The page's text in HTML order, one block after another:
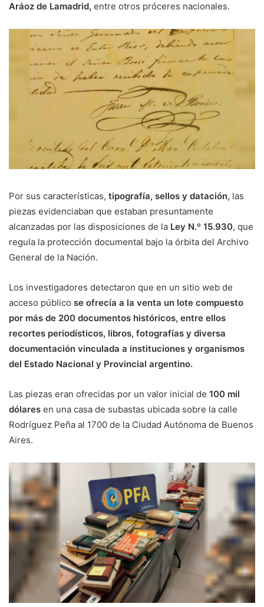
Aráoz de Lamadrid, entre otros próceres nacionales.
Por sus características, tipografía, sellos y datación, las
piezas evidenciaban que estaban presuntamente
alcanzadas por las disposiciones de la Ley N.º 15.930, que
regula la protección documental bajo la órbita del Archivo
General de la Nación.
Los investigadores detectaron que en un sitio web de
acceso público se ofrecía a la venta un lote compuesto
por más de 200 documentos históricos, entre ellos
recortes periodísticos, libros, fotografías y diversa
documentación vinculada a instituciones y organismos
del Estado Nacional y Provincial argentino.
Las piezas eran ofrecidas por un valor inicial de 100 mil
dólares en una casa de subastas ubicada sobre la calle
Rodríguez Peña al 1700 de la Ciudad Autónoma de Buenos
Aires.